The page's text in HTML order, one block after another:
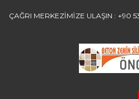
ÇAĞRI MERKEZİMİZE ULAŞIN : +90